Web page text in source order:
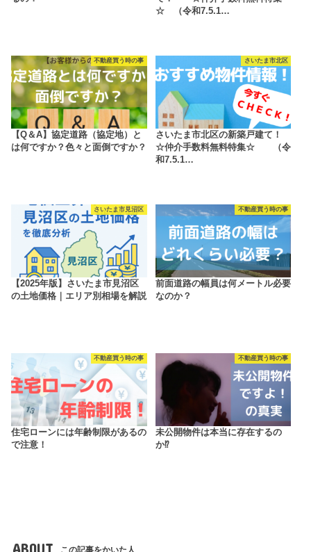
☆ （令和7.5.1…
不動産買う時の事
【Q＆A】協定道路（協定地）と
は何ですか？色々と面倒ですか？
さいたま市北区
さいたま市北区の新築戸建て！
☆仲介手数料無料特集☆ （令
和7.5.1…
さいたま市見沼区
【2025年版】さいたま市見沼区
の土地価格｜エリア別相場を解説
不動産買う時の事
前面道路の幅員は何メートル必要
なのか？
不動産買う時の事
住宅ローンには年齢制限があるの
で注意！
不動産買う時の事
未公開物件は本当に存在するの
か⁉
ABOUT